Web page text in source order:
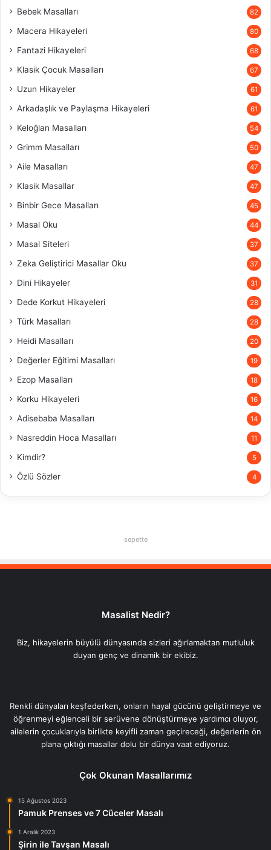
Bebek Masalları 82
Macera Hikayeleri 80
Fantazi Hikayeleri 68
Klasik Çocuk Masalları 67
Uzun Hikayeler 61
Arkadaşlık ve Paylaşma Hikayeleri 61
Keloğlan Masalları 54
Grimm Masalları 50
Aile Masalları 47
Klasik Masallar 47
Binbir Gece Masalları 45
Masal Oku 44
Masal Siteleri 37
Zeka Geliştirici Masallar Oku 37
Dini Hikayeler 31
Dede Korkut Hikayeleri 28
Türk Masalları 28
Heidi Masalları 20
Değerler Eğitimi Masalları 19
Ezop Masalları 18
Korku Hikayeleri 16
Adisebaba Masalları 14
Nasreddin Hoca Masalları 11
Kimdir? 5
Özlü Sözler 4
sepette
Masalist Nedir?
Biz, hikayelerin büyülü dünyasında sizleri ağırlamaktan mutluluk
duyan genç ve dinamik bir ekibiz.
Renkli dünyaları keşfederken, onların hayal gücünü geliştirmeye ve
öğrenmeyi eğlenceli bir serüvene dönüştürmeye yardımcı oluyor,
ailelerin çocuklarıyla birlikte keyifli zaman geçireceği, değerlerin ön
plana çıktığı masallar dolu bir dünya vaat ediyoruz.
Çok Okunan Masallarımız
15 Ağustos 2023
Pamuk Prenses ve 7 Cüceler Masalı
1 Aralık 2023
Şirin ile Tavşan Masalı